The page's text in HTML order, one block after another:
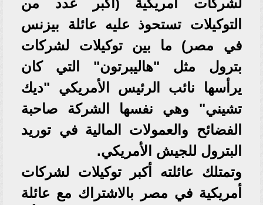
التوكيلات تستحوذ عليه عائلة بيزنس
في مصر) ما بين توكيلات لشركات
بترول مثل "هاليبرتون" التي كان
يرأسها نائب الرئيس الأمريكي "ديك
تشيني" وهي نفسها الشركة صاحبة
الفضائح والعمولات المالية في توريد
البترول للجيش الأمريكي.
وتمتلك عائلته أكبر توكيلات لشركات
أمريكية في مصر بالاشتراك مع عائلة